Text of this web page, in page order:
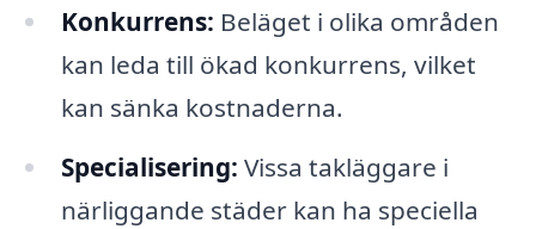
Konkurrens: Beläget i olika områden
kan leda till ökad konkurrens, vilket
kan sänka kostnaderna.
Specialisering: Vissa takläggare i
närliggande städer kan ha speciella